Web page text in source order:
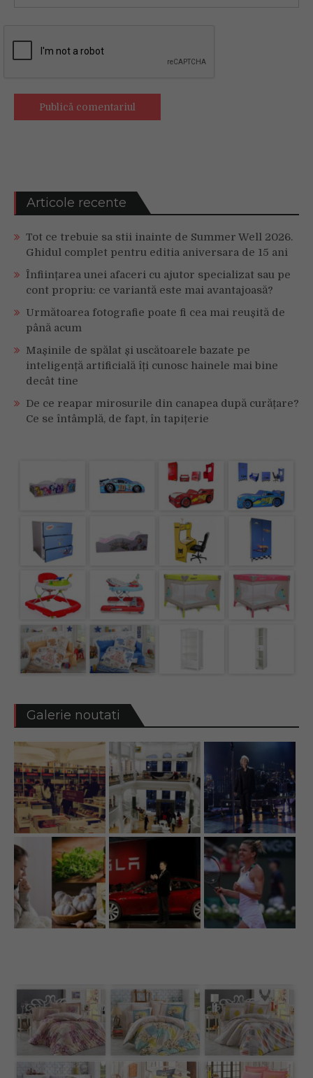
Articole recente
Tot ce trebuie sa stii inainte de Summer Well 2026.
Ghidul complet pentru editia aniversara de 15 ani
Înființarea unei afaceri cu ajutor specializat sau pe
cont propriu: ce variantă este mai avantajoasă?
Următoarea fotografie poate fi cea mai reușită de
până acum
Mașinile de spălat și uscătoarele bazate pe
inteligență artificială îți cunosc hainele mai bine
decât tine
De ce reapar mirosurile din canapea după curățare?
Ce se întâmplă, de fapt, în tapițerie
Galerie noutati